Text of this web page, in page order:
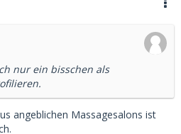
nur ein bisschen als
angeblichen Massagesalons ist